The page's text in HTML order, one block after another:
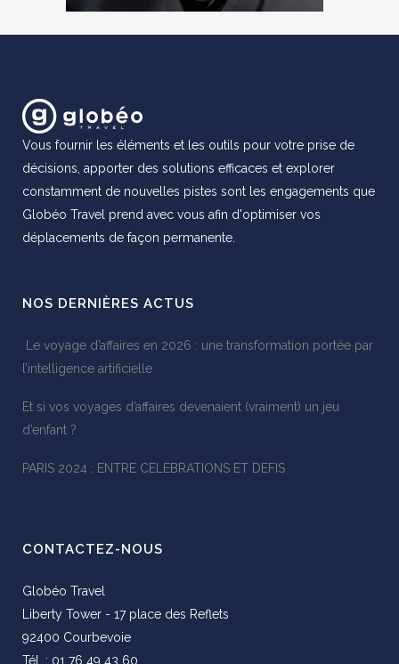
Vous fournir les éléments et les outils pour votre prise de
décisions, apporter des solutions efficaces et explorer
constamment de nouvelles pistes sont les engagements que
Globéo Travel prend avec vous afin d'optimiser vos
déplacements de façon permanente.
NOS DERNIÈRES ACTUS
Le voyage d’affaires en 2026 : une transformation portée par
l’intelligence artificielle
Et si vos voyages d’affaires devenaient (vraiment) un jeu
d’enfant ?
PARIS 2024 : ENTRE CELEBRATIONS ET DEFIS
CONTACTEZ-NOUS
Globéo Travel
Liberty Tower - 17 place des Reflets
92400 Courbevoie
Tél. : 01 76 49 43 60